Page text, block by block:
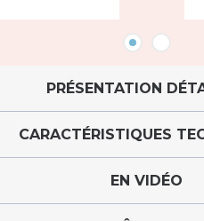
PRÉSENTATION
CARACTÉRISTIQUES
EN VIDÉO